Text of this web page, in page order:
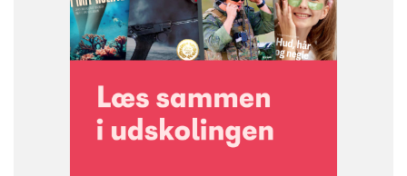
9788723579614